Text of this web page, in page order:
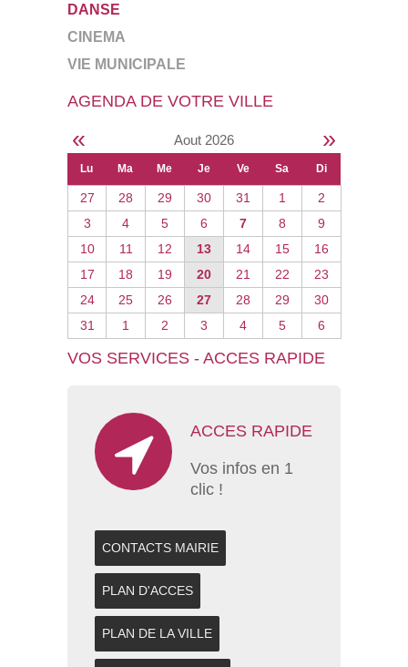
DANSE
CINEMA
VIE MUNICIPALE
AGENDA DE VOTRE VILLE
« Aout 2026 »
Lu Ma Me Je Ve Sa Di
27 28 29 30 31 1
2
3
4 5 6 7 8
9
10
11 12 13 14 15
16
17
18 19 20 21 22
23
24
25 26 27 28 29
30
31
1 2 3 4 5 6
VOS SERVICES - ACCES RAPIDE
ACCES RAPIDE
Vos infos en 1
clic !
CONTACTS MAIRIE
PLAN D'ACCES
PLAN DE LA VILLE